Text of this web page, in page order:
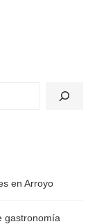
en Arroyo
gastronomía